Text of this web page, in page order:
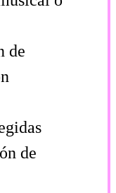
de
de